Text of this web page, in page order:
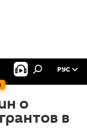
РУС
о
в